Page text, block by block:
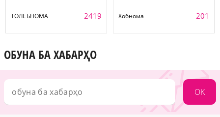
ТОЛЕЪНОМА 2419 Хобнома 201
ОБУНА БА ХАБАРҲО
OK